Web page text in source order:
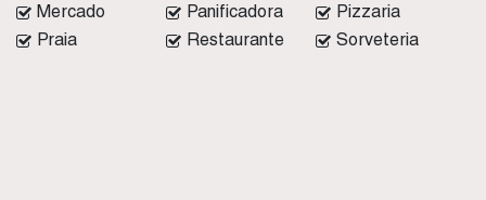
Mercado
Panificadora
Pizzaria
Praia
Restaurante Sorveteria